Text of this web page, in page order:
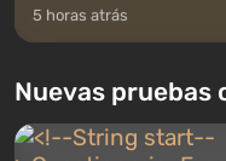
5 horas atrás
Nuevas pruebas